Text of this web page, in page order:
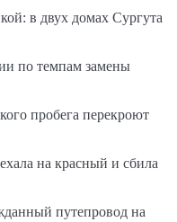
в двух домах Сургута
по темпам замены
пробега перекроют
на красный и сбила
путепровод на